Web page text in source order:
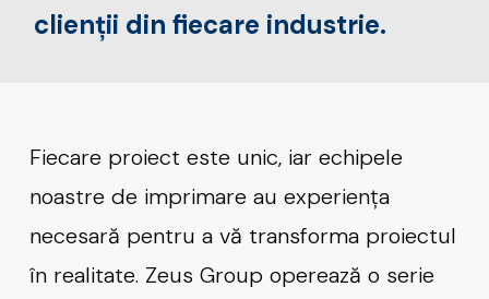
clienții din fiecare industrie.
Fiecare proiect este unic, iar echipele
noastre de imprimare au experiența
necesară pentru a vă transforma proiectul
în realitate. Zeus Group operează o serie